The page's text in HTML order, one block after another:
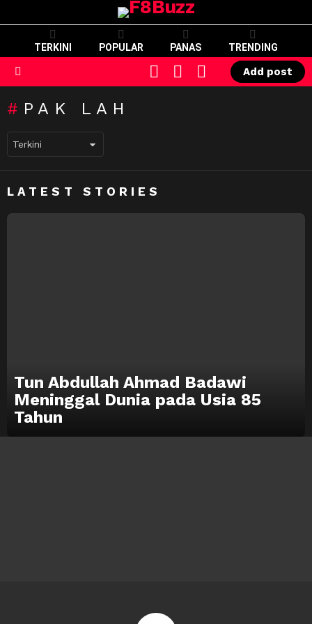
TERKINI POPULAR PANAS TRENDING
SWITCH
SKIN
CART LOGIN
Add post
PAK LAH
LATEST STORIES
Tun Abdullah Ahmad Badawi
Meninggal Dunia pada Usia 85
Tahun